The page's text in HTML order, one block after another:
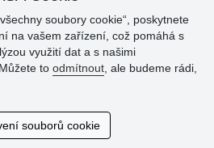
soubory cookie“, poskytnete
na vašem zařízení, což pomáhá s
využití dat a s našimi
to odmítnout , ale budeme rádi,
souborů cookie